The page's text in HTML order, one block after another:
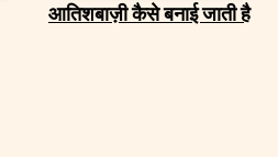
आतिशबाज़ी कैसे बनाई जाती है